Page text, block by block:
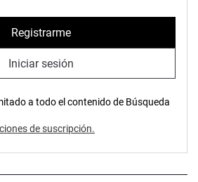
Registrarme
Iniciar sesión
a todo el contenido de Búsqueda
de suscripción.